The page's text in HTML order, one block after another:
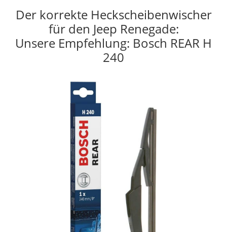
Der korrekte Heckscheibenwischer
für den Jeep Renegade:
Unsere Empfehlung: Bosch REAR H
240